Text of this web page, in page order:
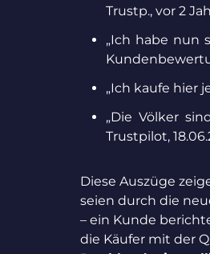
Trustp., vor 2
„Ich habe nun
„Ich kaufe hier
„Die Völker
Trustpilot,
Diese Auszüge
seien durch die
– ein Kunde
die Käufer mit der